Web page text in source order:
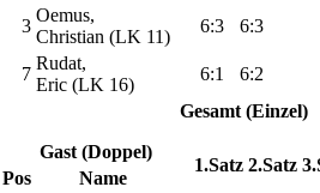
3
Oemus,
Christian (LK 11)
6:3 6:3
7
Rudat,
Eric (LK 16)
6:1
6:2
Gesamt (Einzel)
Gast (Doppel)
1.Satz 2.Satz
Pos Name